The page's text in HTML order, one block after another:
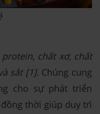
chất xơ, chất
sắt [1]. Chúng cung
cho sự phát triển
thời giúp duy trì